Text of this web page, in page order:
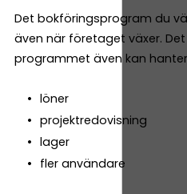
Det bokföringsprogram du
även när företaget växer.
programmet även kan
löner
projektredovisning
lager
fler användare